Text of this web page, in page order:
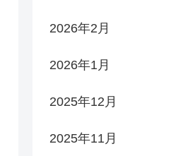
2026年2月
2026年1月
2025年12月
2025年11月